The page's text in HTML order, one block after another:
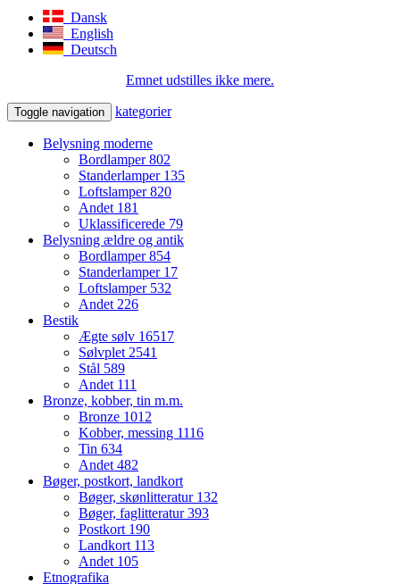
Dansk
English
Deutsch
Emnet udstilles ikke mere.
Toggle navigation kategorier
Belysning moderne
Bordlamper802
Standerlamper 135
Loftslamper820
Andet 181
Uklassificerede 79
Belysning ældre og antik
Bordlamper854
Standerlamper 17
Loftslamper 532
Andet 226
Bestik
Ægte sølv 16517
Sølvplet 2541
Stål 589
Andet 111
Bronze, kobber, tin m.m.
Bronze 1012
Kobber, messing 1116
Tin 634
Andet 482
Bøger, postkort, landkort
Bøger, skønlitteratur 132
Bøger, faglitteratur393
Postkort 190
Landkort 113
Andet 105
Etnografika